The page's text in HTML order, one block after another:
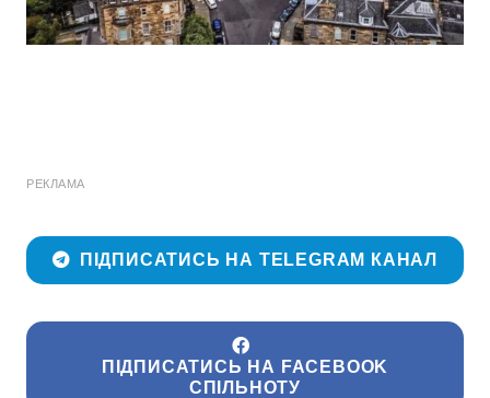
РЕКЛАМА
ПІДПИСАТИСЬ НА TELEGRAM КАНАЛ
ПІДПИСАТИСЬ НА FACEBOOK
СПІЛЬНОТУ